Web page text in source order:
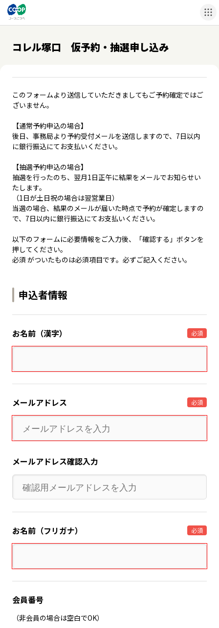
コレル塚口 仮予約・抽選申し込み
このフォームより送信していただきましてもご予約確定ではご
ざいません。
【通常予約申込の場合】
後日、事務局より予約受付メールを送信しますので、7日以内
に銀行振込にてお支払いください。
【抽選予約申込の場合】
抽選を行ったのち、翌月1日正午に結果をメールでお知らせい
たします。
（1日が土日祝の場合は翌営業日）
当選の場合、結果のメールが届いた時点で予約が確定しますの
で、7日以内に銀行振込にてお支払いください。
以下のフォームに必要情報をご入力後、「確認する」ボタンを
押してください。
必須 がついたものは必須項目です。必ずご記入ください。
申込者情報
お名前（漢字） 必須
メールアドレス 必須
メールアドレス確認入力
お名前（フリガナ） 必須
会員番号
（非会員の場合は空白でOK）